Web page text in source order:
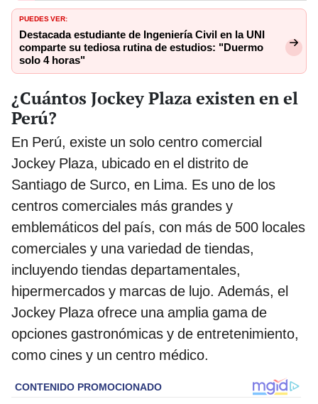
PUEDES VER:
Destacada estudiante de Ingeniería Civil en la UNI
comparte su tediosa rutina de estudios: "Duermo
solo 4 horas"
¿Cuántos Jockey Plaza existen en el
Perú?
En Perú, existe un solo centro comercial
Jockey Plaza, ubicado en el distrito de
Santiago de Surco, en Lima. Es uno de los
centros comerciales más grandes y
emblemáticos del país, con más de 500 locales
comerciales y una variedad de tiendas,
incluyendo tiendas departamentales,
hipermercados y marcas de lujo. Además, el
Jockey Plaza ofrece una amplia gama de
opciones gastronómicas y de entretenimiento,
como cines y un centro médico.